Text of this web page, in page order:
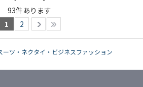
93件あります
1
2
ーツ・ネクタイ・ビジネスファッション